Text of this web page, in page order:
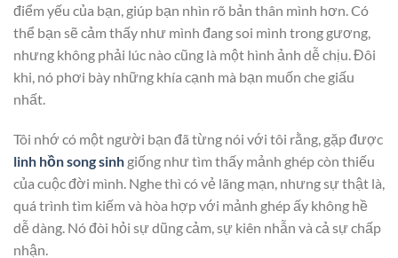
điểm yếu của bạn, giúp bạn nhìn rõ bản thân mình hơn. Có
thể bạn sẽ cảm thấy như mình đang soi mình trong gương,
nhưng không phải lúc nào cũng là một hình ảnh dễ chịu. Đôi
khi, nó phơi bày những khía cạnh mà bạn muốn che giấu
nhất.
Tôi nhớ có một người bạn đã từng nói với tôi rằng, gặp được
linh hồn song sinh giống như tìm thấy mảnh ghép còn thiếu
của cuộc đời mình. Nghe thì có vẻ lãng mạn, nhưng sự thật là,
quá trình tìm kiếm và hòa hợp với mảnh ghép ấy không hề
dễ dàng. Nó đòi hỏi sự dũng cảm, sự kiên nhẫn và cả sự chấp
nhận.